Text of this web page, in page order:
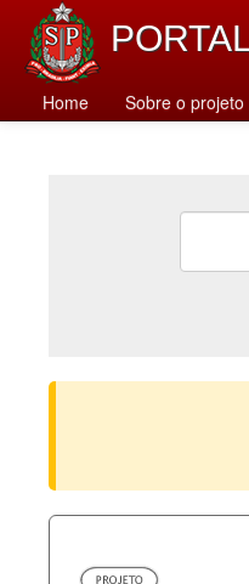
Home Sobre o projeto